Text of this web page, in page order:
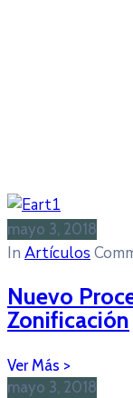
mayo 3, 2018
In Artículos
Nuevo
Zonificación
mayo 3, 2018